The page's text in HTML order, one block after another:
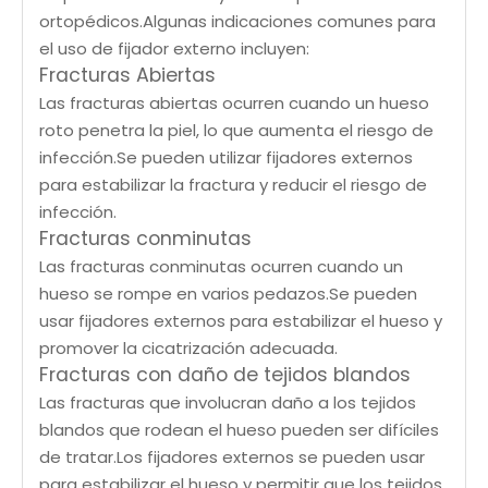
ortopédicos.Algunas indicaciones comunes para
el uso de fijador externo incluyen:
Fracturas Abiertas
Las fracturas abiertas ocurren cuando un hueso
roto penetra la piel, lo que aumenta el riesgo de
infección.Se pueden utilizar fijadores externos
para estabilizar la fractura y reducir el riesgo de
infección.
Fracturas conminutas
Las fracturas conminutas ocurren cuando un
hueso se rompe en varios pedazos.Se pueden
usar fijadores externos para estabilizar el hueso y
promover la cicatrización adecuada.
Fracturas con daño de tejidos blandos
Las fracturas que involucran daño a los tejidos
blandos que rodean el hueso pueden ser difíciles
de tratar.Los fijadores externos se pueden usar